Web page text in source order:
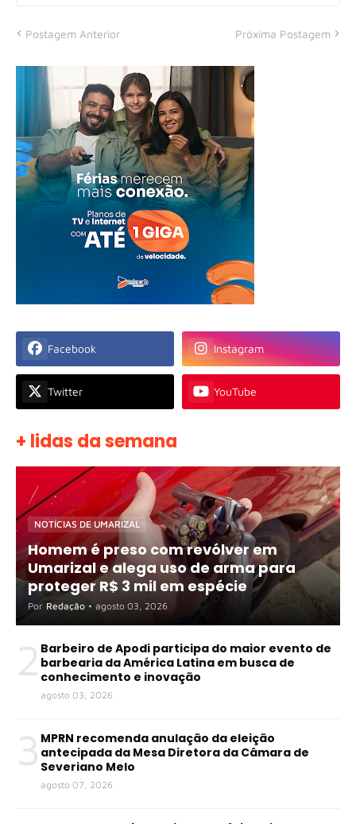
Postagem Anterior Próxima Postagem
Facebook Instagram
Twitter YouTube
+ lidas da semana
NOTÍCIAS DE UMARIZAL
Homem é preso com revólver em
Umarizal e alega uso de arma para
proteger R$ 3 mil em espécie
Por Redação • agosto 03, 2026
2 Barbeiro de Apodi participa do maior evento de
barbearia da América Latina em busca de
conhecimento e inovação
agosto 03, 2026
3 MPRN recomenda anulação da eleição
antecipada da Mesa Diretora da Câmara de
Severiano Melo
agosto 07, 2026